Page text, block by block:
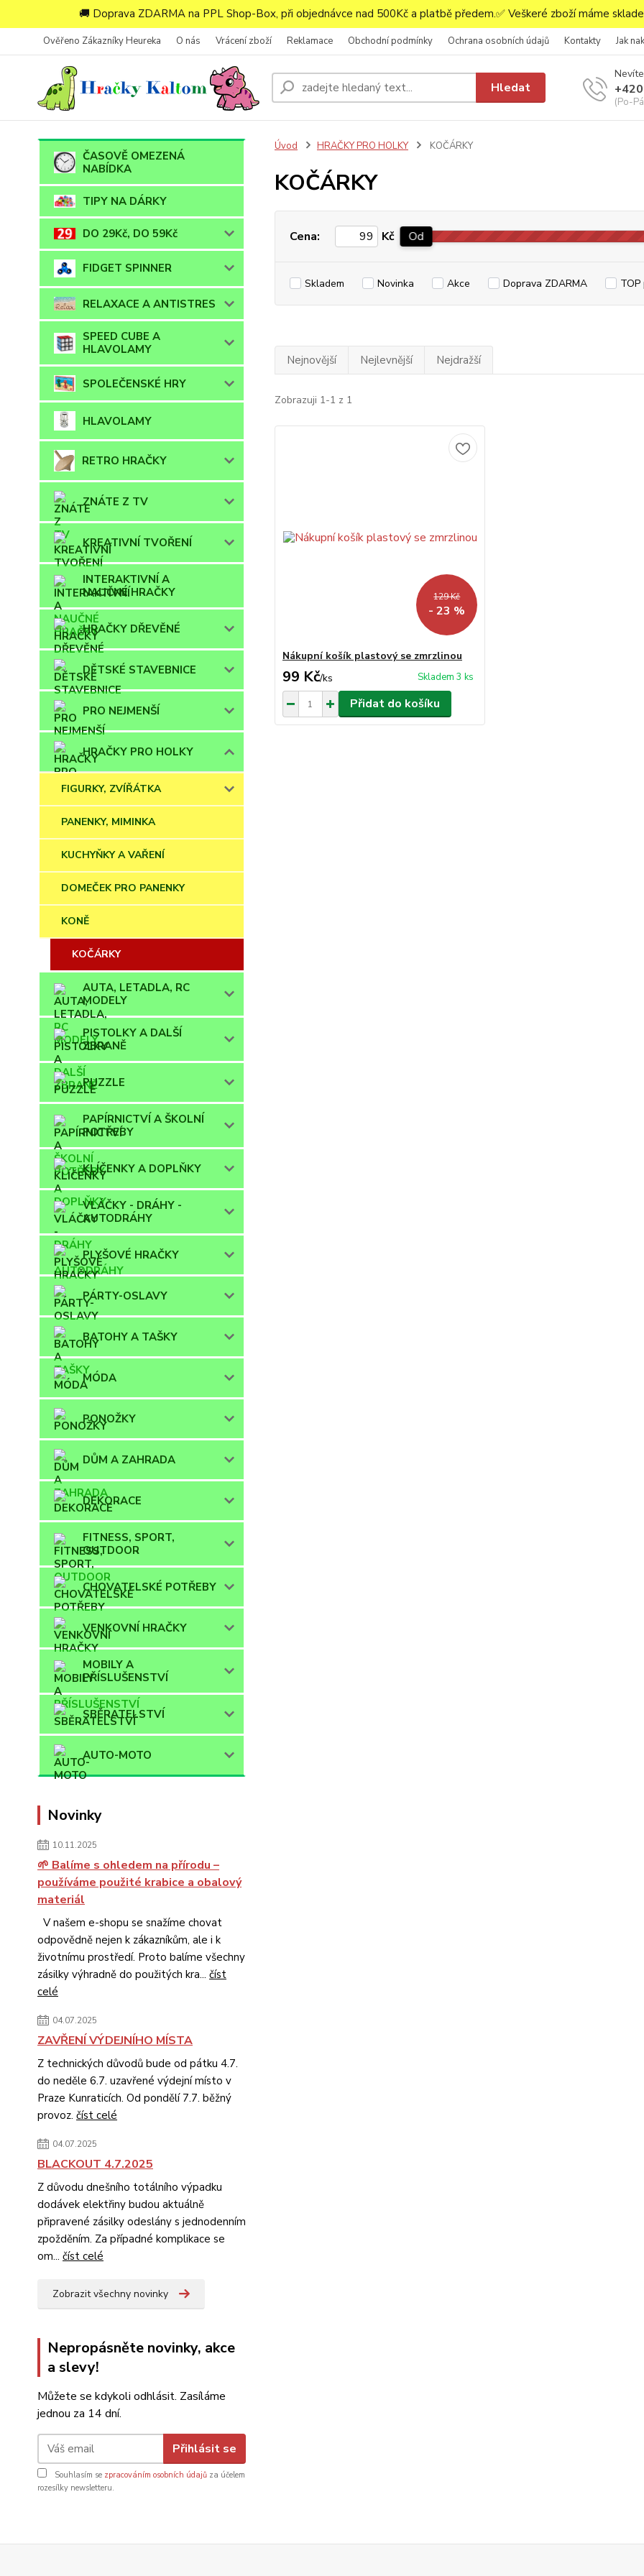
🚚 Doprava ZDARMA na PPL Shop-Box, při objednávce nad 500Kč a platbě předem.✅ Veškeré zboží máme
Ověřeno Zákazníky Heureka O nás Vrácení zboží Reklamace Obchodní podmínky Ochrana osobních údajů Kontakty Jak
Hledat
(Po-
ČASOVĚ OMEZENÁ
NABÍDKA
TIPY NA DÁRKY
DO 29Kč, DO 59Kč
FIDGET SPINNER
RELAXACE A ANTISTRES
SPEED CUBE A
HLAVOLAMY
SPOLEČENSKÉ HRY
HLAVOLAMY
RETRO HRAČKY
ZNÁTE Z TV
KREATIVNÍ TVOŘENÍ
INTERAKTIVNÍ A
NAUČNÉ HRAČKY
HRAČKY DŘEVĚNÉ
DĚTSKÉ STAVEBNICE
PRO NEJMENŠÍ
HRAČKY PRO HOLKY
FIGURKY, ZVÍŘÁTKA
PANENKY, MIMINKA
KUCHYŇKY A VAŘENÍ
DOMEČEK PRO PANENKY
KONĚ
KOČÁRKY
AUTA, LETADLA, RC
MODELY
PISTOLKY A DALŠÍ
ZBRANĚ
PUZZLE
PAPÍRNICTVÍ A ŠKOLNÍ
POTŘEBY
KLÍČENKY A DOPLŇKY
VLÁČKY - DRÁHY -
AUTODRÁHY
PLYŠOVÉ HRAČKY
PÁRTY-OSLAVY
BATOHY A TAŠKY
MÓDA
PONOŽKY
DŮM A ZAHRADA
DEKORACE
FITNESS, SPORT,
OUTDOOR
CHOVATELSKÉ POTŘEBY
VENKOVNÍ HRAČKY
MOBILY A
PŘÍSLUŠENSTVÍ
SBĚRATELSTVÍ
AUTO-MOTO
Novinky
10.11.2025
🌱 Balíme s ohledem na přírodu –
používáme použité krabice a obalový
materiál
V našem e-shopu se snažíme chovat
odpovědně nejen k zákazníkům, ale i k
životnímu prostředí. Proto balíme všechny
zásilky výhradně do použitých kra... číst
celé
04.07.2025
ZAVŘENÍ VÝDEJNÍHO MÍSTA
Z technických důvodů bude od pátku 4.7.
do neděle 6.7. uzavřené výdejní místo v
Praze Kunraticích. Od pondělí 7.7. běžný
provoz. číst celé
04.07.2025
BLACKOUT 4.7.2025
Z důvodu dnešního totálního výpadku
dodávek elektřiny budou aktuálně
připravené zásilky odeslány s jednodenním
zpožděním. Za případné komplikace se
om... číst celé
Zobrazit všechny novinky
Nepropásněte novinky, akce
a slevy!
Můžete se kdykoli odhlásit. Zasíláme
jednou za 14 dní.
Přihlásit se
Souhlasím se zpracováním osobních údajů za účelem
rozesílky newsletteru.
Úvod HRAČKY PRO HOLKY KOČÁRKY
KOČÁRKY
Cena: Kč Od
Skladem Novinka Akce Doprava ZDARMA
Nejnovější Nejlevnější Nejdražší
Zobrazuji 1-1 z 1
129 Kč
- 23 %
Nákupní košík plastový se zmrzlinou
99 Kč/ks Skladem 3 ks
Přidat do košíku